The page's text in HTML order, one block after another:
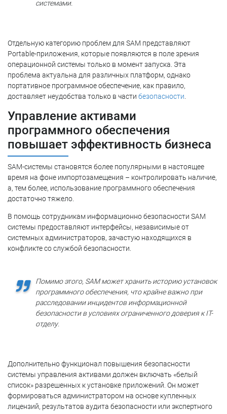
системами.
Отдельную категорию проблем для SAM представляют
Portable-приложения, которые появляются в поле зрения
операционной системы только в момент запуска. Эта
проблема актуальна для различных платформ, однако
портативное программное обеспечение, как правило,
доставляет неудобства только в части безопасности
Управление активами
программного обеспечения
повышает эффективность бизнеса
SAM-системы становятся более популярными в настоящее
время на фоне импортозамещения – контролировать наличие,
а, тем более, использование программного обеспечения
достаточно тяжело.
В помощь сотрудникам информационно безопасности SAM
системы предоставляют интерфейсы, независимые от
системных администраторов, зачастую находящихся в
конфликте со службой безопасности.
Помимо этого, SAM может хранить историю установок
программного обеспечения, что крайне важно при
расследовании инцидентов информационной
безопасности в условиях ограниченного доверия к IT-
отделу.
Дополнительно функционал повышения безопасности
системы управления активами должен включать «белый
список» разрешенных к установке приложений. Он может
формироваться администратором на основе купленных
лицензий, результатов аудита безопасности или экспертного